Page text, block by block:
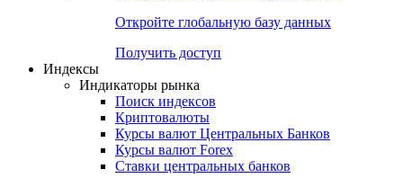
Откройте глобальную базу данных
Получить доступ
Индексы
Индикаторы рынка
Поиск индексов
Криптовалюты
Курсы валют Центральных Банков
Курсы валют Forex
Ставки центральных банков